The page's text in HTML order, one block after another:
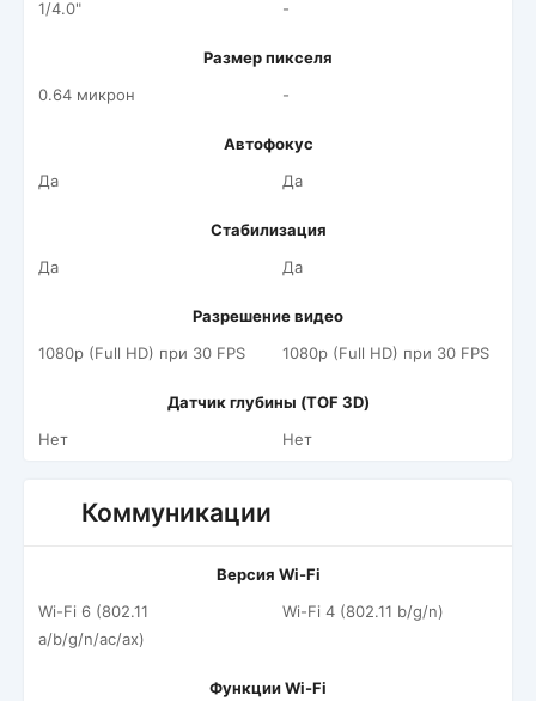
1/4.0"
-
Размер пикселя
0.64 микрон
-
Автофокус
Да
Да
Стабилизация
Да
Да
Разрешение видео
1080p (Full HD) при 30 FPS
1080p (Full HD) при 30 FPS
Датчик глубины (TOF 3D)
Нет
Нет
Коммуникации
Версия Wi-Fi
Wi-Fi 6 (802.11
a/b/g/n/ac/ax)
Wi-Fi 4 (802.11 b/g/n)
Функции Wi-Fi